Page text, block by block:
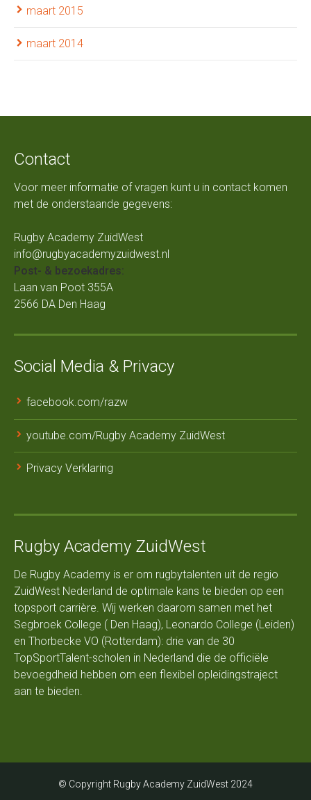
maart 2015
maart 2014
Contact
Voor meer informatie of vragen kunt u in contact komen
met de onderstaande gegevens:
Rugby Academy ZuidWest
info@rugbyacademyzuidwest.nl
Post- & bezoekadres:
Laan van Poot 355A
2566 DA Den Haag
Social Media & Privacy
facebook.com/razw
youtube.com/Rugby Academy ZuidWest
Privacy Verklaring
Rugby Academy ZuidWest
De Rugby Academy is er om rugbytalenten uit de regio
ZuidWest Nederland de optimale kans te bieden op een
topsport carrière. Wij werken daarom samen met het
Segbroek College ( Den Haag), Leonardo College (Leiden)
en Thorbecke VO (Rotterdam): drie van de 30
TopSportTalent-scholen in Nederland die de officiële
bevoegdheid hebben om een flexibel opleidingstraject
aan te bieden.
© Copyright Rugby Academy ZuidWest 2024